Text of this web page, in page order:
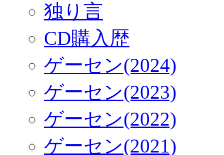
独り言
CD購入歴
ゲーセン(2024)
ゲーセン(2023)
ゲーセン(2022)
ゲーセン(2021)